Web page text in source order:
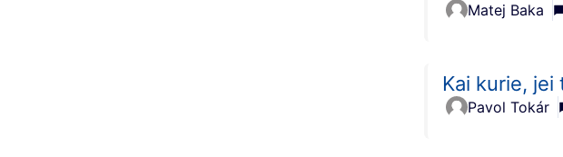
Matej Baka
Kai kurie, jei
Pavol Tokár